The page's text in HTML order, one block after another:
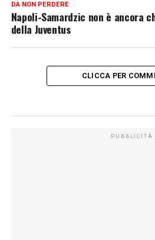
DA NON PERDERE
Napoli-Samardzic non è ancora
della Juventus
CLICCA PER
PUBBLICITÀ